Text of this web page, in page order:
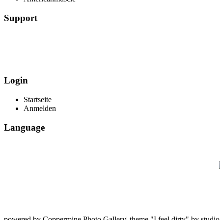
Support
Login
Startseite
Anmelden
Language